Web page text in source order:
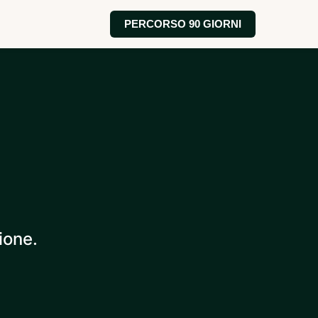
PERCORSO 90 GIORNI